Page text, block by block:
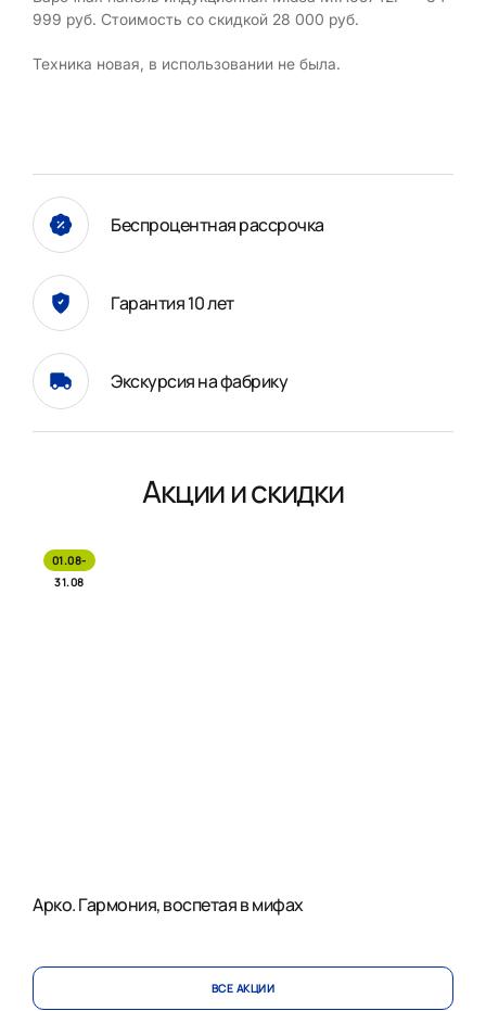
999 руб. Стоимость со скидкой 28 000 руб.
Техника новая, в использовании не была.
Беспроцентная рассрочка
Гарантия 10 лет
Экскурсия на фабрику
Акции и скидки
01.08-
31.08
Арко. Гармония, воспетая в мифах
ВСЕ АКЦИИ